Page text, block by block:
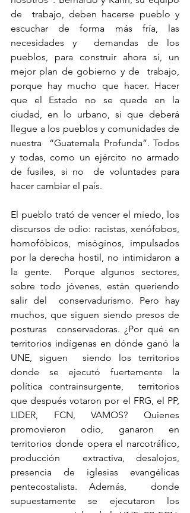
de  trabajo, deben hacerse pueblo y
escuchar de forma más fría, las
necesidades y  demandas de los
pueblos, para construir ahora sí, un
mejor plan de gobierno y de  trabajo,
porque hay mucho que hacer. Hacer
que el Estado no se quede en la
ciudad, en lo urbano, si que deberá
llegue a los pueblos y comunidades de
nuestra  “Guatemala Profunda”. Todos
y todas, como un ejército no armado
de fusiles, si no  de voluntades para
hacer cambiar el país.
El pueblo trató de vencer el miedo, los
discursos de odio: racistas, xenófobos,
homofóbicos, misóginos, impulsados
por la derecha hostil, no intimidaron a
la gente.  Porque algunos sectores,
sobre todo jóvenes, están queriendo
salir del  conservadurismo. Pero hay
muchos, que siguen siendo presos de
posturas  conservadoras. ¿Por qué en
territorios indígenas en dónde ganó la
UNE, siguen  siendo los territorios
donde se ejecutó fuertemente la
política contrainsurgente,  territorios
que después votaron por el FRG, el PP,
LIDER, FCN, VAMOS? Quienes
promovieron odio, ganaron en
territorios donde opera el narcotráfico,
producción  extractiva, desalojos,
presencia de iglesias evangélicas
pentecostalista. Además,  donde
supuestamente se ejecutaron los